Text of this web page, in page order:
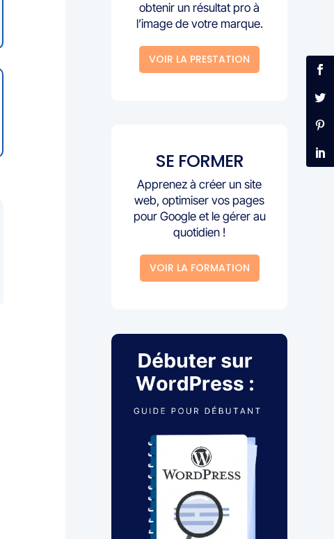
obtenir un résultat pro à
l’image de votre marque.
VOIR LA PRESTATION
SE FORMER
Apprenez à créer un site
web, optimiser vos pages
pour Google et le gérer au
quotidien !
VOIR LA FORMATION